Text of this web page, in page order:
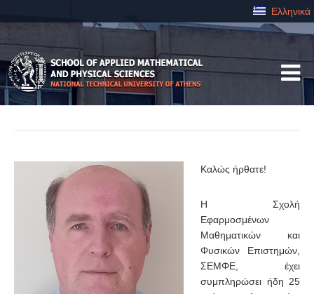
Ελληνικά
Καλώς ήρθατε!
Η Σχολή
Εφαρμοσμένων
Μαθηματικών και
Φυσικών Επιστημών,
ΣΕΜΦΕ, έχει
συμπληρώσει ήδη 25